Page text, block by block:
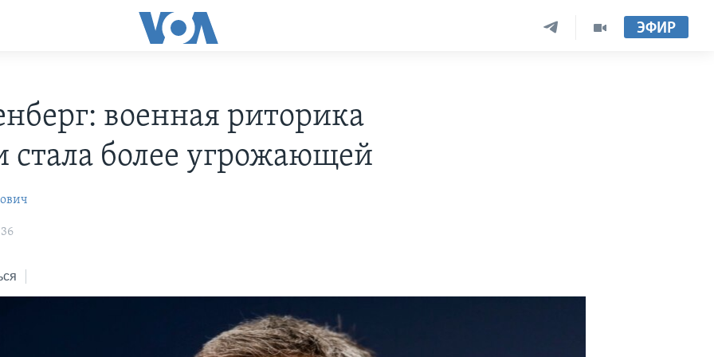
ЭФИР
военная риторика
стала более угрожающей